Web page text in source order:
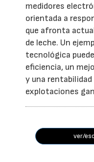
medidores
orientada a
que afronta
de leche. Un
tecnológica
eficiencia, un
y una rentabilidad
explotaciones
ver/